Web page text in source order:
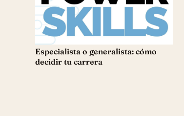
Especialista o generalista: cómo
decidir tu carrera